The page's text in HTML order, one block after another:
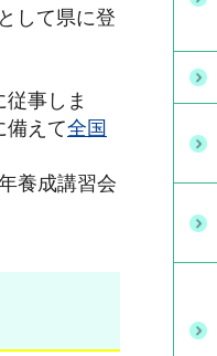
して県に登
事しま
備えて全国
養成講習会